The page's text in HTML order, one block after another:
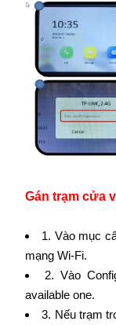
Gán trạm cửa
1. Vào mục
mạng Wi-Fi.
2. Vào
available one.
3. Nếu trạm